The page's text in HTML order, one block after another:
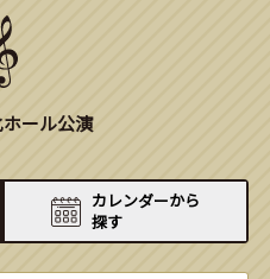
ール公演
カレンダーから
探す